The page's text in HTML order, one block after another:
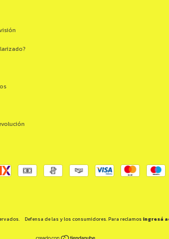
Defensa de las y los consumidores. Para reclamos ingresá